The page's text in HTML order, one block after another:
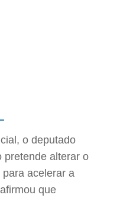
o deputado
pretende alterar o
acelerar a
que